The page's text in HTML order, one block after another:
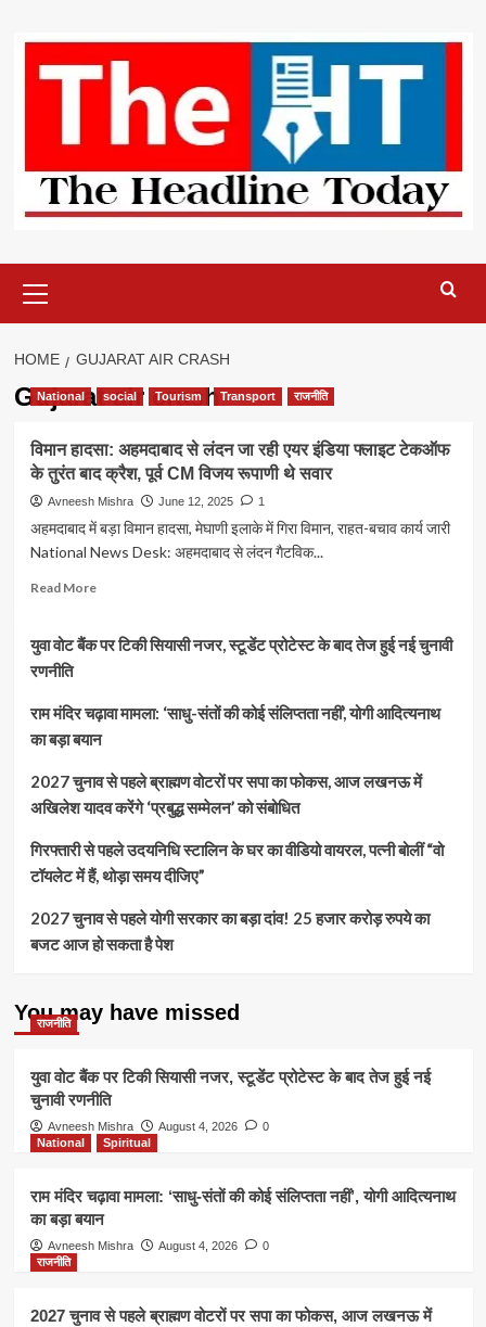
content
Menu
HOME GUJARAT AIR CRASH
Gujarat air crash
National social Tourism Transport राजनीति
विमान हादसा: अहमदाबाद से लंदन जा रही एयर इंडिया फ्लाइट टेकऑफ
के तुरंत बाद क्रैश, पूर्व CM विजय रूपाणी थे सवार
Avneesh Mishra June 12, 2025 1
अहमदाबाद में बड़ा विमान हादसा, मेघाणी इलाके में गिरा विमान, राहत-बचाव कार्य जारी
National News Desk: अहमदाबाद से लंदन गैटविक...
Read MoreRead
विमान
से
लंदन
जा
एयर
इंडिया
टेकऑफ
के
बाद
क्रैश,
पूर्व
रूपाणी
युवा वोट बैंक पर टिकी सियासी नजर, स्टूडेंट प्रोटेस्ट के बाद तेज हुई नई चुनावी
रणनीति
राम मंदिर चढ़ावा मामला: ‘साधु-संतों की कोई संलिप्तता नहीं’, योगी आदित्यनाथ
का बड़ा बयान
2027 चुनाव से पहले ब्राह्मण वोटरों पर सपा का फोकस, आज लखनऊ में
अखिलेश यादव करेंगे ‘प्रबुद्ध सम्मेलन’ को संबोधित
गिरफ्तारी से पहले उदयनिधि स्टालिन के घर का वीडियो वायरल, पत्नी बोलीं “वो
टॉयलेट में हैं, थोड़ा समय दीजिए”
2027 चुनाव से पहले योगी सरकार का बड़ा दांव! 25 हजार करोड़ रुपये का
बजट आज हो सकता है पेश
You may have missed
राजनीति
युवा वोट बैंक पर टिकी सियासी नजर, स्टूडेंट प्रोटेस्ट के बाद तेज हुई नई
चुनावी रणनीति
Avneesh Mishra August 4, 2026
0
National
Spiritual
राम मंदिर चढ़ावा मामला: ‘साधु-संतों की कोई संलिप्तता नहीं’, योगी आदित्यनाथ
का बड़ा बयान
Avneesh Mishra August 4, 2026
0
राजनीति
2027 चुनाव से पहले ब्राह्मण वोटरों पर सपा का फोकस, आज लखनऊ में